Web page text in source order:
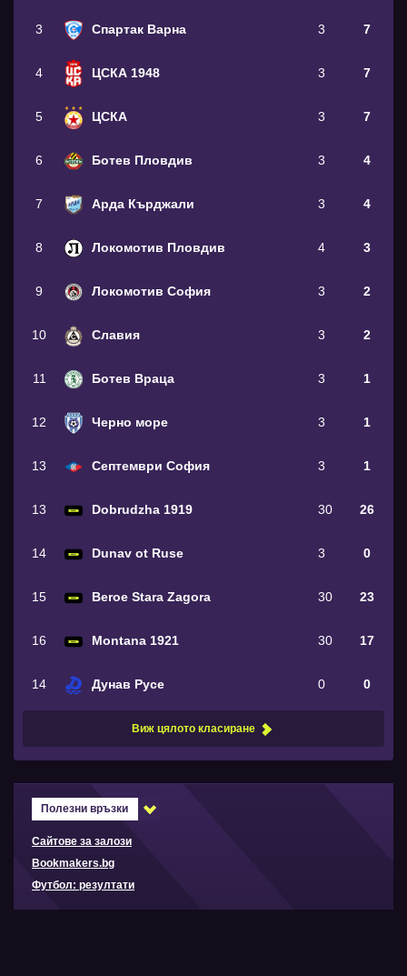
3 Спартак Варна 3 7
4 ЦСКА 1948 3 7
5 ЦСКА 3 7
6 Ботев Пловдив 3 4
7 Арда Кърджали 3 4
8 Локомотив Пловдив 4 3
9 Локомотив София 3 2
10 Славия 3 2
11 Ботев Враца 3 1
12 Черно море 3 1
13 Септември София 3 1
13 Dobrudzha 1919 30 26
14 Dunav ot Ruse 3 0
15 Beroe Stara Zagora 30 23
16 Montana 1921 30 17
14 Дунав Русе 0 0
Виж цялото класиране
Полезни връзки
Сайтове за залози
Bookmakers.bg
Футбол: резултати